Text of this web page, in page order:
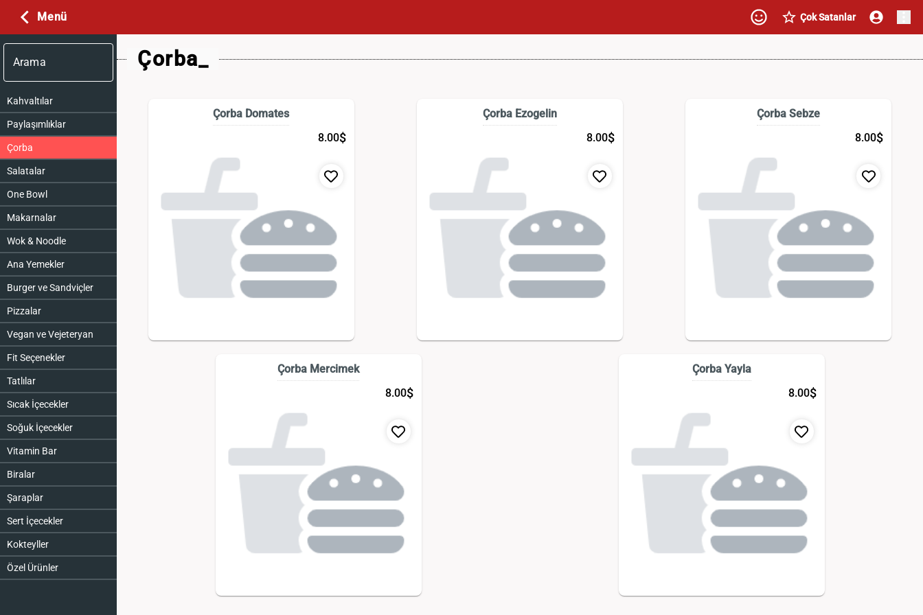
Menü Çok Satanlar
Arama
Kahvaltılar
Paylaşımlıklar
Çorba
Salatalar
One Bowl
Makarnalar
Wok & Noodle
Ana Yemekler
Burger ve Sandviçler
Pizzalar
Vegan ve Vejeteryan
Fit Seçenekler
Tatlılar
Sıcak İçecekler
Soğuk İçecekler
Vitamin Bar
Biralar
Şaraplar
Sert İçecekler
Kokteyller
Özel Ürünler
Çorba_
Çorba Domates
8.00$
Çorba Ezogelin
8.00$
Çorba Sebze
8.00$
Çorba Mercimek
8.00$
Çorba Yayla
8.00$